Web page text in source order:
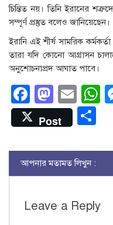
চিন্তিত নয়। তিনি ইরানের
সম্পূর্ণ প্রস্তুত বলেও জানিয়েছেন।
ইরানি এই শীর্ষ সামরিক
তারা যদি কোনো আগ্রাসন
অনুশোচনাপ্রদ আঘাত পাবে।
Facebook
Post
আপনার মতামত লিখুন :
Leave a Reply